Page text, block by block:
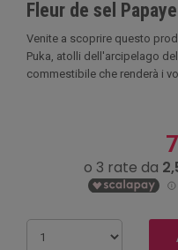
Fleur de sel
Venite a scoprire questo
Puka, atolli dell'arcipelago
commestibile che renderà i